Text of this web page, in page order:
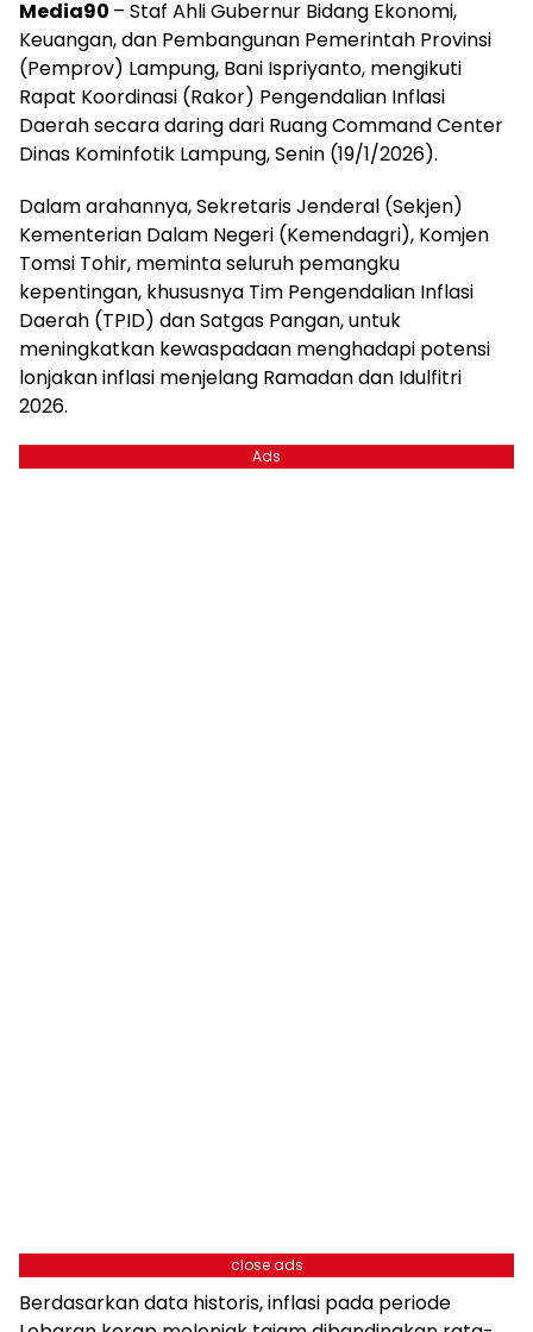
Media90 – Staf Ahli Gubernur Bidang Ekonomi,
Keuangan, dan Pembangunan Pemerintah Provinsi
(Pemprov) Lampung, Bani Ispriyanto, mengikuti
Rapat Koordinasi (Rakor) Pengendalian Inflasi
Daerah secara daring dari Ruang Command Center
Dinas Kominfotik Lampung, Senin (19/1/2026).
Dalam arahannya, Sekretaris Jenderal (Sekjen)
Kementerian Dalam Negeri (Kemendagri), Komjen
Tomsi Tohir, meminta seluruh pemangku
kepentingan, khususnya Tim Pengendalian Inflasi
Daerah (TPID) dan Satgas Pangan, untuk
meningkatkan kewaspadaan menghadapi potensi
lonjakan inflasi menjelang Ramadan dan Idulfitri
2026.
Ads
close ads
Berdasarkan data historis, inflasi pada periode